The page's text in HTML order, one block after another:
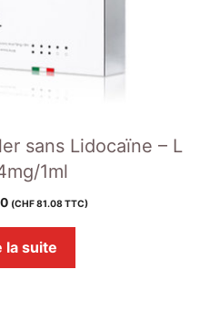
sans Lidocaïne – L
1ml
(CHF81.08TTC)
la suite